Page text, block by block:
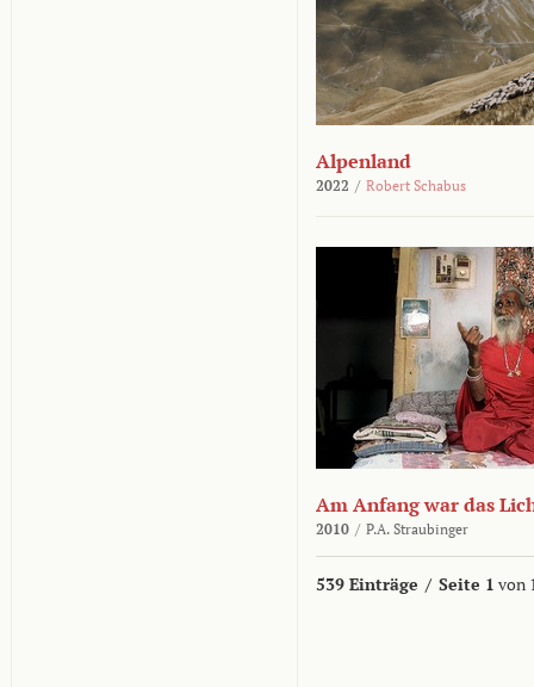
Alpenland
2022 / Robert Schabus
Am Anfang war das
2010 / P.A. Straubinger
539 Einträge / Seite 1 von